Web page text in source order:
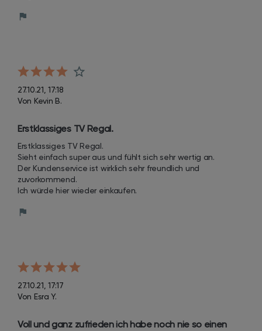
27.10.21, 17:18
Von Kevin B.
Erstklassiges TV Regal.
Erstklassiges TV Regal.
Sieht einfach super aus und fühlt sich sehr wertig an.
Der Kundenservice ist wirklich sehr freundlich und
zuvorkommend.
Ich würde hier wieder einkaufen.
27.10.21, 17:17
Von Esra Y.
Voll und ganz zufrieden ich habe noch nie so einen